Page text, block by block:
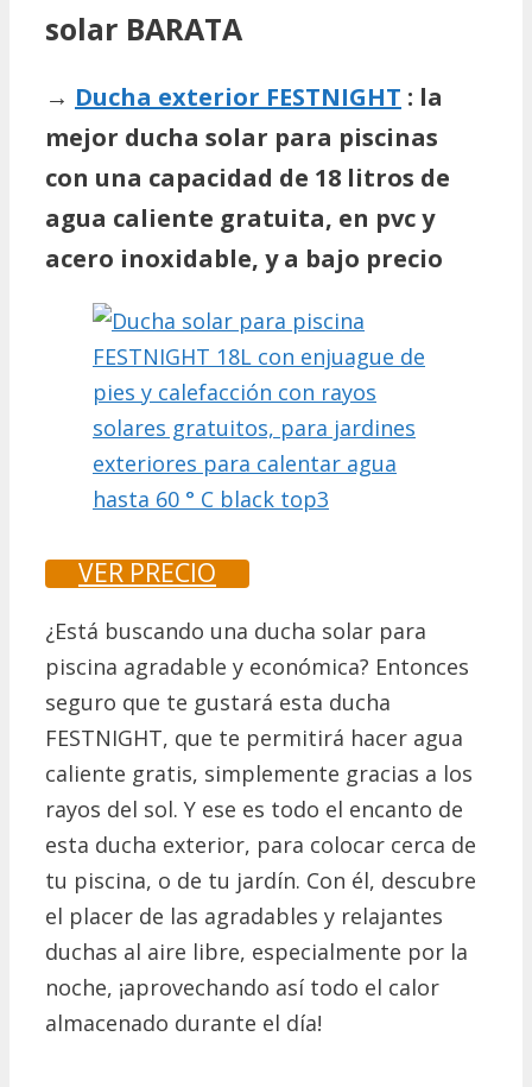
solar BARATA
→ Ducha exterior FESTNIGHT : la
mejor ducha solar para piscinas
con una capacidad de 18 litros de
agua caliente gratuita, en pvc y
acero inoxidable, y a bajo precio
VER PRECIO
¿Está buscando una ducha solar para
piscina agradable y económica? Entonces
seguro que te gustará esta ducha
FESTNIGHT, que te permitirá hacer agua
caliente gratis, simplemente gracias a los
rayos del sol. Y ese es todo el encanto de
esta ducha exterior, para colocar cerca de
tu piscina, o de tu jardín. Con él, descubre
el placer de las agradables y relajantes
duchas al aire libre, especialmente por la
noche, ¡aprovechando así todo el calor
almacenado durante el día!